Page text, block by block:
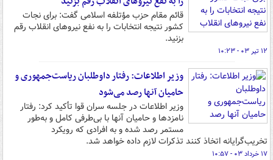
قائم مقام حزب مؤتلفه اسلامی گفت: برای نجات
کشور نتیجه انتخابات را به نفع نیروهای انقلاب رقم
بزنید.
۱۲ تیر ۰۳ - ۱۰:۲۳
وزیر اطلاعات: رفتار داوطلبان ریاست‌جمهوری و
حامیان آنها رصد می‌شود
وزیر اطلاعات در جلسه سران قوا تأکید کرد: رفتار
نامزدها و حامیان آنها با بی‌طرفی کامل و به‌طور
مستمر رصد شده و به افرادی که رویکرد
تخریب‌گرایانه اتخاذ کنند تذکرات لازم داده خواهد شد.
۱۷ خرداد ۰۳ - ۱۰:۵۷